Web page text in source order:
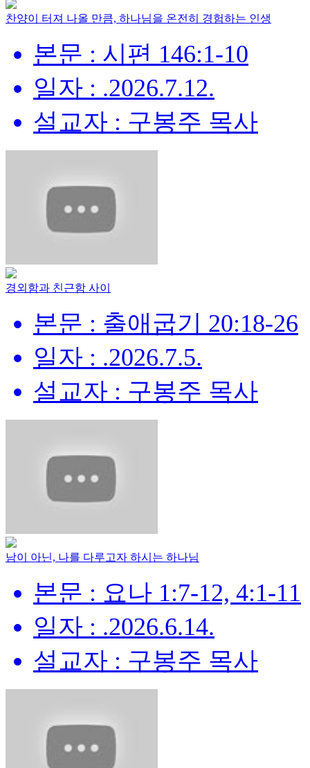
찬양이 터져 나올 만큼, 하나님을 온전히 경험하는 인생
본문 : 시편 146:1-10
일자 : .2026.7.12.
설교자 : 구봉주 목사
경외함과 친근함 사이
본문 : 출애굽기 20:18-26
일자 : .2026.7.5.
설교자 : 구봉주 목사
남이 아닌, 나를 다루고자 하시는 하나님
본문 : 요나 1:7-12, 4:1-11
일자 : .2026.6.14.
설교자 : 구봉주 목사